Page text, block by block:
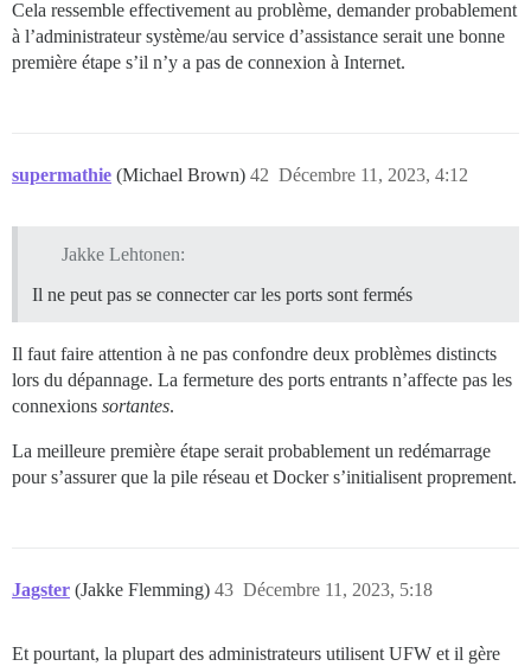
Cela ressemble effectivement au problème, demander probablement
à l’administrateur système/au service d’assistance serait une bonne
première étape s’il n’y a pas de connexion à Internet.
supermathie (Michael Brown) Décembre 11, 2023, 4:12
42
Jakke Lehtonen:
Il ne peut pas se connecter car les ports sont fermés
Il faut faire attention à ne pas confondre deux problèmes distincts
lors du dépannage. La fermeture des ports entrants n’affecte pas les
connexions sortantes.
La meilleure première étape serait probablement un redémarrage
pour s’assurer que la pile réseau et Docker s’initialisent proprement.
Jagster (Jakke Flemming) Décembre 11, 2023, 5:18
43
Et pourtant, la plupart des administrateurs utilisent UFW et il gère